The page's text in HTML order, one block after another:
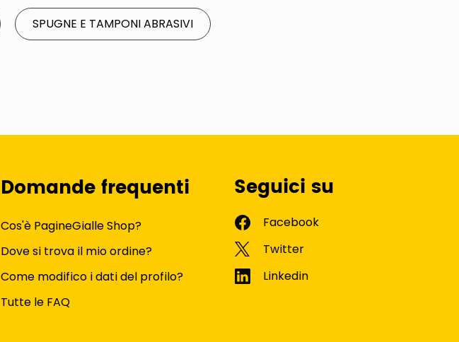
SPUGNE E TAMPONI ABRASIVI
Domande frequenti
Cos'è PagineGialle Shop?
Dove si trova il mio ordine?
Come modifico i dati del profilo?
Tutte le FAQ
Seguici su